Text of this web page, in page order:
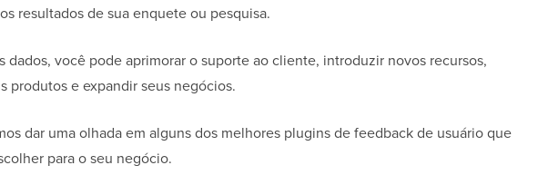
resultados de sua enquete ou pesquisa.
dados, você pode aprimorar o suporte ao cliente, introduzir novos recursos,
produtos e expandir seus negócios.
dar uma olhada em alguns dos melhores plugins de feedback de usuário que
para o seu negócio.